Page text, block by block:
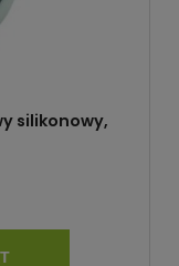
silikonowy,